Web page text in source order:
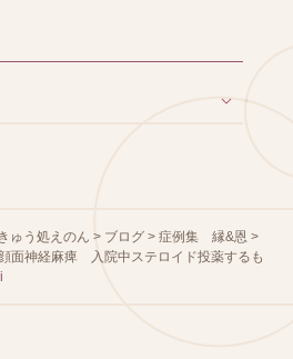
ゅう処えのん > ブログ >症例集 縁&恩 >
面神経麻痺 入院中ステロイド投薬するも